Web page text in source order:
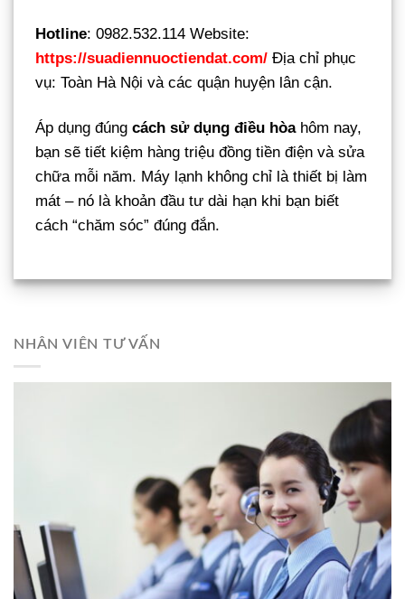
Hotline: 0982.532.114 Website:
https://suadiennuoctiendat.com/ Địa chỉ phục
vụ: Toàn Hà Nội và các quận huyện lân cận.
Áp dụng đúng cách sử dụng điều hòahôm nay,
bạn sẽ tiết kiệm hàng triệu đồng tiền điện và sửa
chữa mỗi năm. Máy lạnh không chỉ là thiết bị làm
mát – nó là khoản đầu tư dài hạn khi bạn biết
cách “chăm sóc” đúng đắn.
NHÂN VIÊN TƯ VẤN